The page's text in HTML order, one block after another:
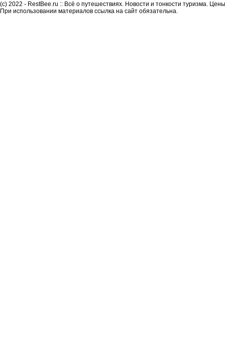
(c) 2022 - RestBee.ru :: Всё о путешествиях. Новости и тонкости туризма.
При использовании материалов ссылка на сайт обязательна.